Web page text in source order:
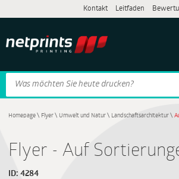
Kontakt Leitfaden
Homepage\ Flyer\ Umwelt und Natur\ Landschaftsarchitektur\
Flyer - Auf
ID: 4284